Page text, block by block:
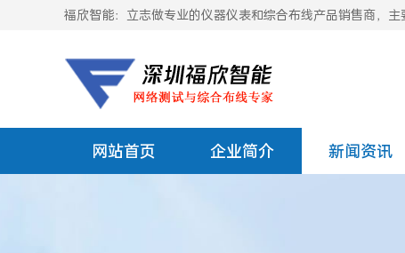
福欣智能：立志做专业的仪器仪表和综合布线产品销售商，主
网站首页 企业简介 新闻资讯